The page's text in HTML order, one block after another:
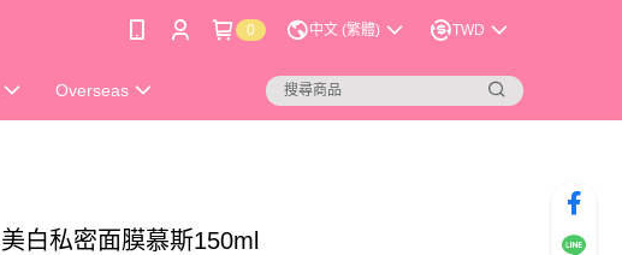
0 中文 (繁體) TWD
Overseas
美白私密面膜慕斯150ml